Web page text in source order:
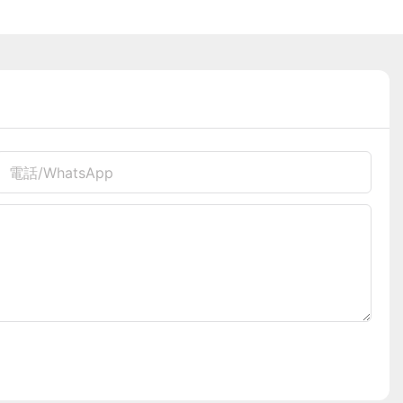
電話/WhatsApp